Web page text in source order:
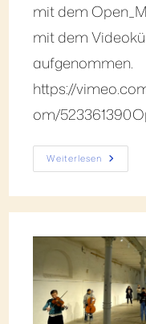
mit dem
mit dem
aufgenommen.
https://
om/
Weiterlesen